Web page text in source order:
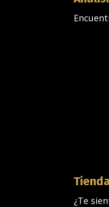
¿Te